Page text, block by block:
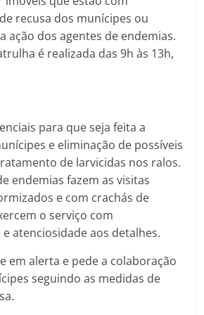
recusa dos munícipes ou
ação dos agentes de endemias.
é realizada das 9h às 13h,
para que seja feita a
e eliminação de possíveis
de larvicidas nos ralos.
endemias fazem as visitas
e com crachás de
o serviço com
atenciosidade aos detalhes.
em alerta e pede a colaboração
seguindo as medidas de